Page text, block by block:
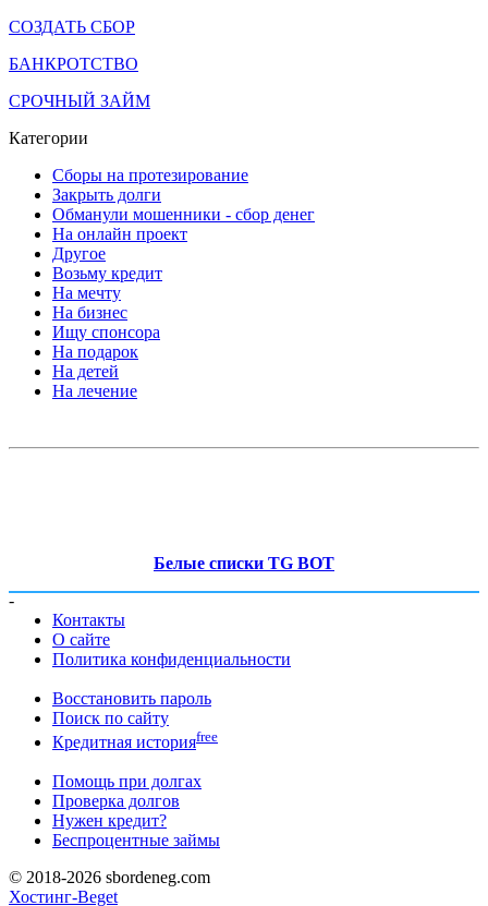
СОЗДАТЬ СБОР
БАНКРОТСТВО
СРОЧНЫЙ ЗАЙМ
Категории
Сборы на протезирование
Закрыть долги
Обманули мошенники - сбор денег
На онлайн проект
Другое
Возьму кредит
На мечту
На бизнес
Ищу спонсора
На подарок
На детей
На лечение
Белые списки TG BOT
-
Контакты
О сайте
Политика конфиденциальности
Восстановить пароль
Поиск по сайту
Кредитная историяfree
Помощь при долгах
Проверка долгов
Нужен кредит?
Беспроцентные займы
© 2018-2026 sbordeneg.com
Хостинг-Beget